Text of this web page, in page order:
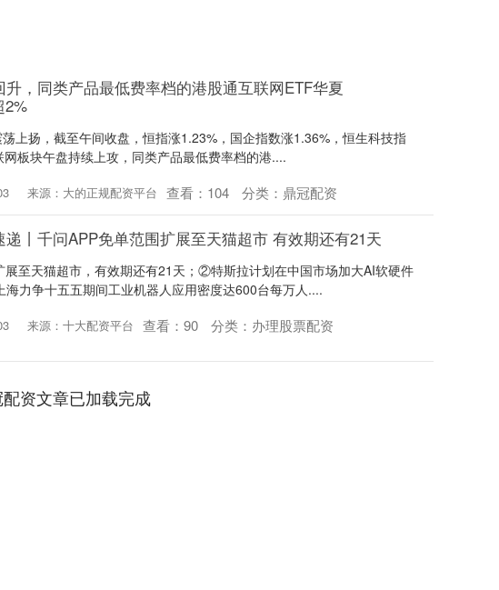
，同类产品最低费率档的港股通互联网ETF华夏
2%
上扬，截至午间收盘，恒指涨1.23%，国企指数涨1.36%，恒生科技指
板块午盘持续上攻，同类产品最低费率档的港....
来源：大的正规配资平台 查看： 104 分类： 鼎冠配资
丨千问APP免单范围扩展至天猫超市 有效期还有21天
至天猫超市，有效期还有21天；②特斯拉计划在中国市场加大AI软硬件
力争十五五期间工业机器人应用密度达600台每万人....
来源：十大配资平台 查看： 90 分类： 办理股票配资
资文章已加载完成